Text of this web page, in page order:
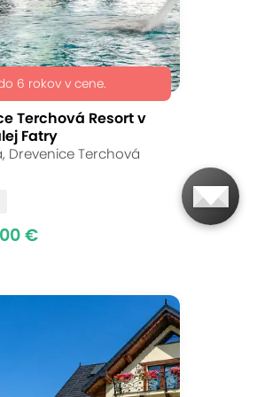
6 rokov v cene.
Terchová Resort v
Fatry
Drevenice Terchová
€